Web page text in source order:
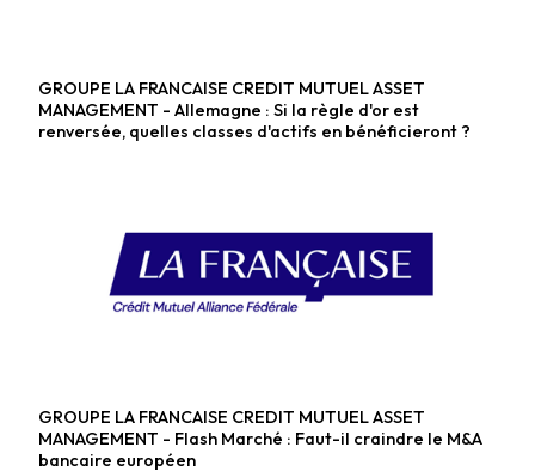
Fonds diversifiés
GROUPE LA FRANCAISE CREDIT MUTUEL ASSET
MANAGEMENT - Allemagne : Si la règle d'or est
renversée, quelles classes d'actifs en bénéficieront ?
Fonds actions
GROUPE LA FRANCAISE CREDIT MUTUEL ASSET
MANAGEMENT - Flash Marché : Faut-il craindre le M&A
bancaire européen